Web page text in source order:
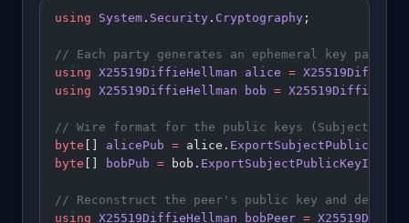
using System . Security . Cryptography ;
// Each party generates an ephemeral key pair.
using X25519DiffieHellman alice =
using X25519DiffieHellman bob =
// Wire format for the public keys
byte [] alicePub = alice.
byte [] bobPub = bob. ExportSubjectPublicKeyInfo
// Reconstruct the peer's public key and derive
using X25519DiffieHellman bobPeer =